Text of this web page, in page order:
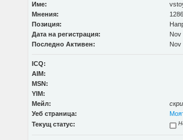
Име:
Мнения:
Позиция:
Дата на регистрация:
Nov
Последно Активен:
Nov
ICQ:
AIM:
MSN:
YIM:
Мейл:
Уеб страница:
Текущ статус: